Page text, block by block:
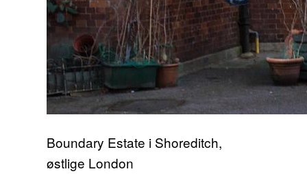
Boundary Estate i Shoreditch,
østlige London